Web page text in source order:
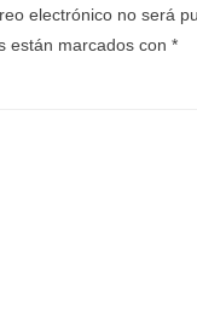
electrónico no será
están marcados con *